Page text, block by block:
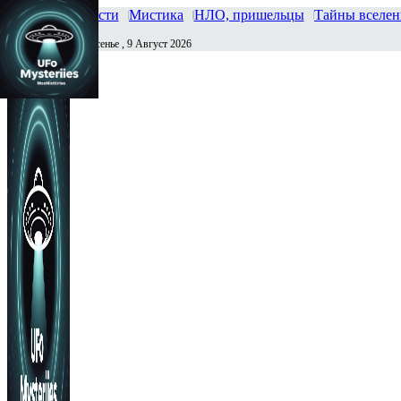
Главная Новости Мистика НЛО, пришельцы Тайны
Сегодня Воскресенье , 9 Август 2026